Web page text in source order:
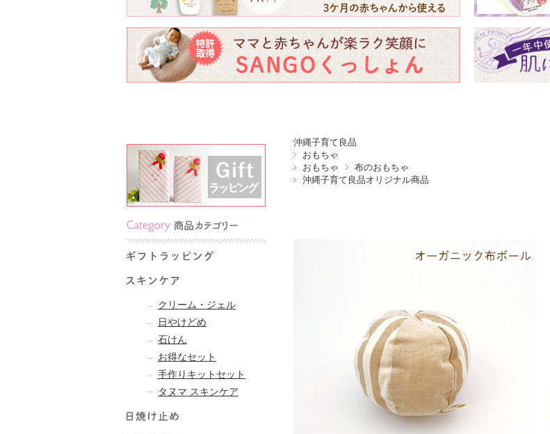
沖縄子育て良品
おもちゃ
おもちゃ
布のおもちゃ
沖縄子育て良品オリジナル商品
クリーム・ジェル
日やけどめ
石けん
お得なセット
手作りキットセット
タヌマ スキンケア